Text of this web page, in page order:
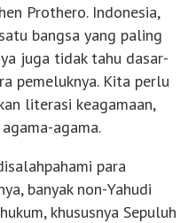
Prothero. Indonesia,
bangsa yang paling
juga tidak tahu dasar-
pemeluknya. Kita perlu
literasi keagamaan,
agama.
para
banyak non-Yahudi
khususnya Sepuluh